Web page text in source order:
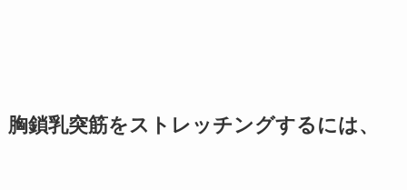
胸鎖乳突筋をストレッチングするには、